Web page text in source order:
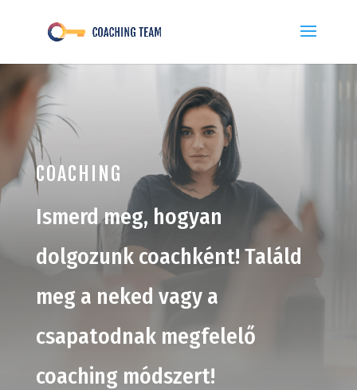
COACHING
Ismerd meg, hogyan
dolgozunk coachként! Találd
meg a neked vagy a
csapatodnak megfelelő
coaching módszert!